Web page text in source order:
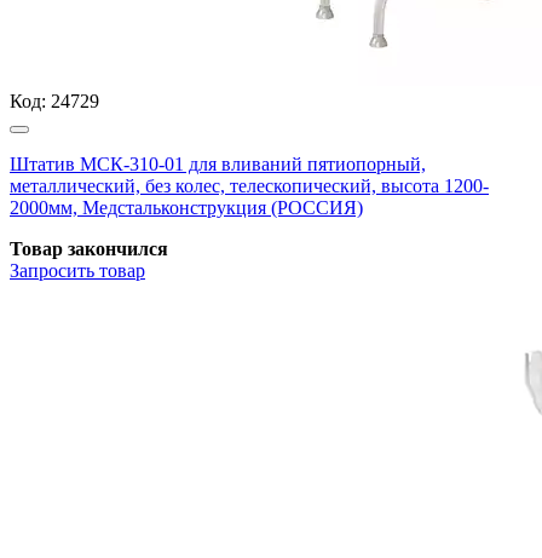
Код: 24729
Штатив МСК-310-01 для вливаний пятиопорный,
металлический, без колес, телескопический, высота 1200-
2000мм, Медстальконструкция (РОССИЯ)
Товар закончился
Запросить товар